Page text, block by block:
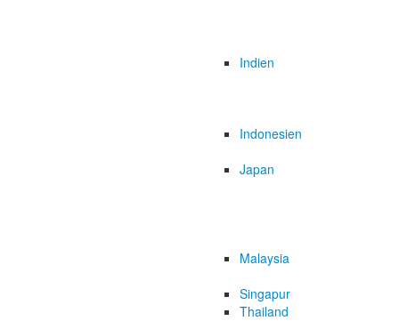
Indien
Indonesien
Japan
Malaysia
Singapur
Thailand